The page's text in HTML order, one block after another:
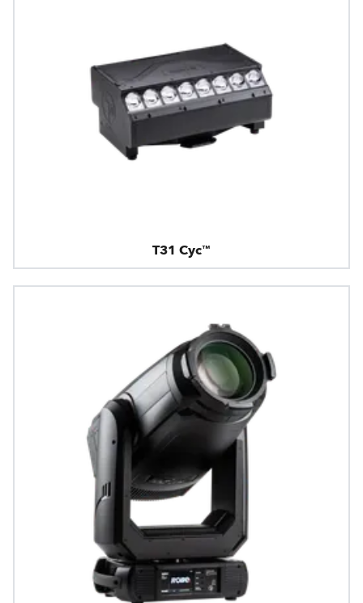
T31 Cyc™